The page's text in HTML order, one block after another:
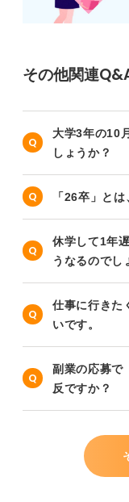
その他関連
大学3年の10
しょうか？
「26卒」と
休学して1年
うなるのでし
仕事に行きた
いです。
副業の応募で
反ですか？